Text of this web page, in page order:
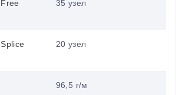
35 узел
20 узел
96,5 г/м